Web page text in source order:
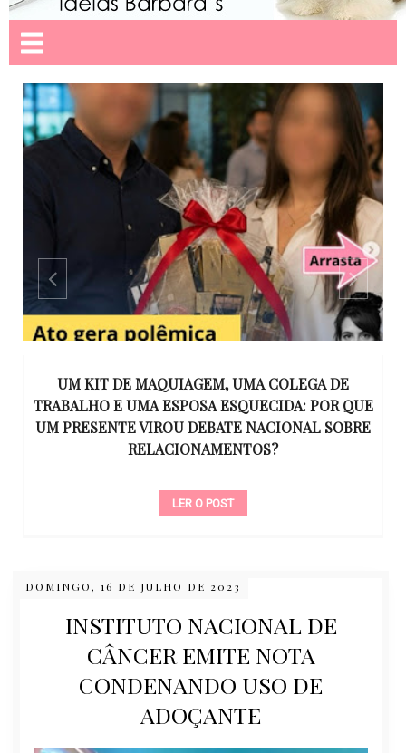
UM KIT DE MAQUIAGEM, UMA COLEGA DE
TRABALHO E UMA ESPOSA ESQUECIDA: POR QUE
UM PRESENTE VIROU DEBATE NACIONAL SOBRE
RELACIONAMENTOS?
LER O POST
DOMINGO, 16 DE JULHO DE 2023
INSTITUTO NACIONAL DE
CÂNCER EMITE NOTA
CONDENANDO USO DE
ADOÇANTE